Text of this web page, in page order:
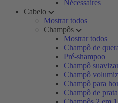
Nécessaires
Cabelo
Mostrar todos
Champôs
Mostrar todos
Champô de
Pré-shampoo
Champô
Champô
Champô para
Champô de prata